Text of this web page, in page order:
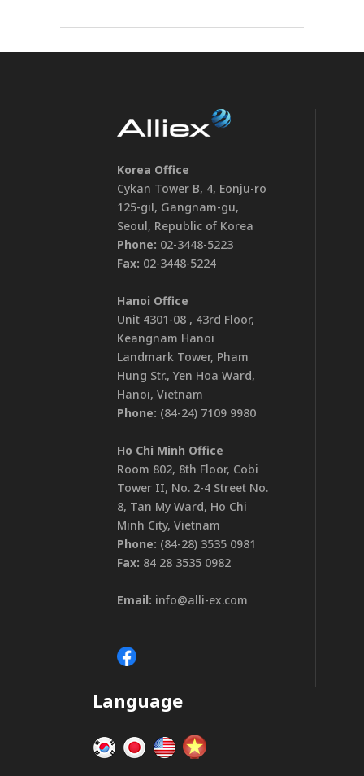
Korea Office
Cykan Tower B, 4, Eonju-ro
125-gil, Gangnam-gu,
Seoul, Republic of Korea
Phone: 02-3448-5223
Fax: 02-3448-5224
Hanoi Office
Unit 4301-08 , 43rd Floor,
Keangnam Hanoi
Landmark Tower, Pham
Hung Str., Yen Hoa Ward,
Hanoi, Vietnam
Phone: (84-24) 7109 9980
Ho Chi Minh Office
Room 802, 8th Floor, Cobi
Tower II, No. 2-4 Street No.
8, Tan My Ward, Ho Chi
Minh City, Vietnam
Phone: (84-28) 3535 0981
Fax: 84 28 3535 0982
Email: info@alli-ex.com
Language